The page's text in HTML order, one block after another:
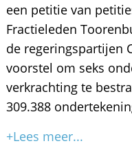
een petitie van
Fractieleden
de regeringspartijen
voorstel om seks
verkrachting te
309.388
+Lees meer...